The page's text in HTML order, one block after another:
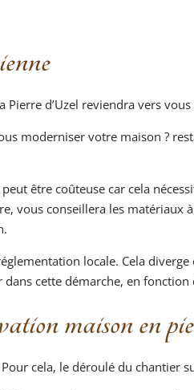
d’Uzel reviendra vers
moderniser votre maison ?
être coûteuse car cela
vous conseillera les
locale. Cela diverge
cette démarche, en
maison en
cela, le déroulé du chantier